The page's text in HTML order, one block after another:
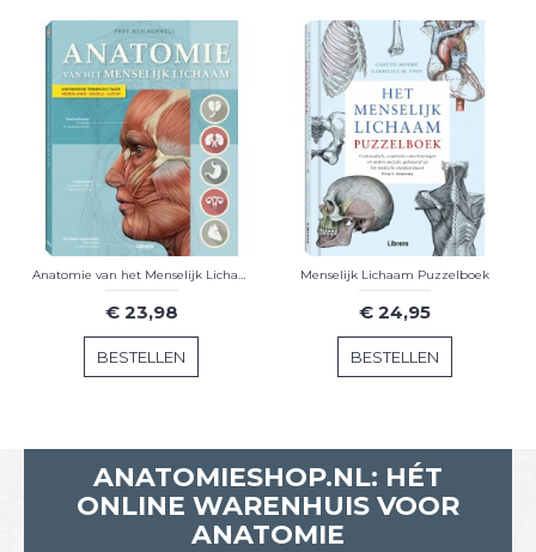
€ 23,98
BESTELLEN
Menselijk Lichaam Puzzelboek
€ 24,95
BESTELLEN
ANATOMIESHOP.NL: HÉT
ONLINE WARENHUIS VOOR
ANATOMIE